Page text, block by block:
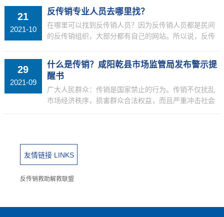
基金公司上班，也有在银行方面的朋友，对于小丽的实
习和工作...
21
2021-10
反传销专业人员去哪里找？
在哪里可以找到反传销人员？因为反传销人员都是民间
的反传销组织，大部分都有自己的网站。所以说，反传
助者在网上找到反传销人员后，都保持怀疑的态度，这
个是正常...
29
2021-09
什么是传销？咸阳乾县市场监管局发布警示提
醒书
广大人民群众：传销是国家禁止的行为。传销不仅扰乱
市场经济秩序，损害群众合法权益，而且严重冲击社会
友情链接 LINKS
反传销救助解救联盟